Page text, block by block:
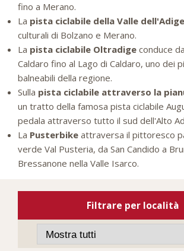
fino a Merano.
La pista ciclabile della Valle dell'Adige
culturali di Bolzano e Merano.
La pista ciclabile Oltradige conduce
Caldaro fino al Lago di Caldaro, uno dei
balneabili della regione.
Sulla pista ciclabile attraverso la
un tratto della famosa pista ciclabile
pedala attraverso tutto il sud dell'Alto
La Pusterbike attraversa il pittoresco
verde Val Pusteria, da San Candido a
Bressanone nella Valle Isarco.
Filtrare per località